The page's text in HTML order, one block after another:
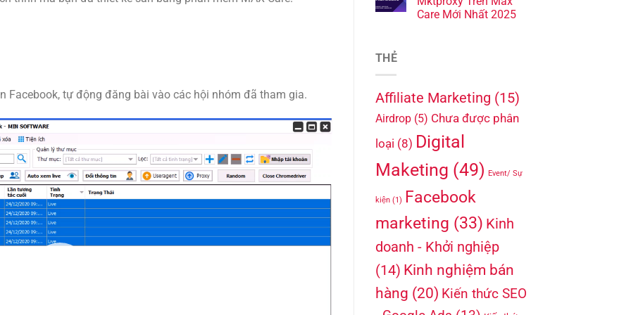
Facebook, tự động đăng bài vào các hội nhóm đã tham gia.
Care Mới Nhất 2025
THẺ
Affiliate Marketing (15)
Airdrop(5) Chưa được phân
loại (8) Digital
Maketing (49) Event/ Sự
kiện(1) Facebook
marketing (33) Kinh
doanh - Khởi nghiệp
(14) Kinh nghiệm bán
hàng (20) Kiến thức SEO